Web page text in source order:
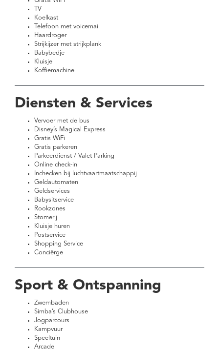
TV
Koelkast
Telefoon met voicemail
Haardroger
Strijkijzer met strijkplank
Babybedje
Kluisje
Koffiemachine
Diensten & Services
Vervoer met de bus
Disney’s Magical Express
Gratis WiFi
Gratis parkeren
Parkeerdienst / Valet Parking
Online check-in
Inchecken bij luchtvaartmaatschappij
Geldautomaten
Geldservices
Babysitservice
Rookzones
Stomerij
Kluisje huren
Postservice
Shopping Service
Conciërge
Sport & Ontspanning
Zwembaden
Simba’s Clubhouse
Jogparcours
Kampvuur
Speeltuin
Arcade